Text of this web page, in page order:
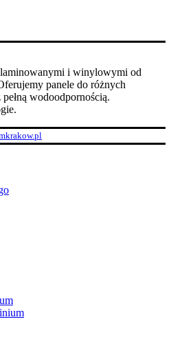
i winylowymi od
panele do różnych
wodoodpornością.